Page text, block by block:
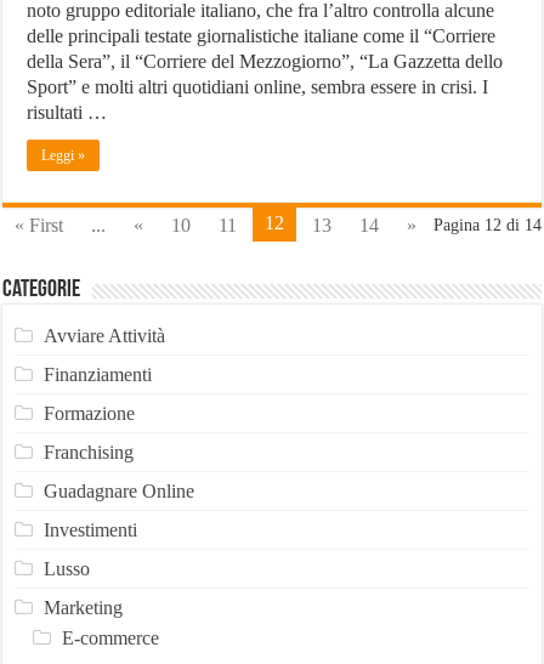
noto gruppo editoriale italiano, che fra l’altro controlla alcune
delle principali testate giornalistiche italiane come il “Corriere
della Sera”, il “Corriere del Mezzogiorno”, “La Gazzetta dello
Sport” e molti altri quotidiani online, sembra essere in crisi. I
risultati …
Leggi »
Pagina 12 di 14
« First ... « 10 11 12 13 14 »
Categorie
Avviare Attività
Finanziamenti
Formazione
Franchising
Guadagnare Online
Investimenti
Lusso
Marketing
E-commerce